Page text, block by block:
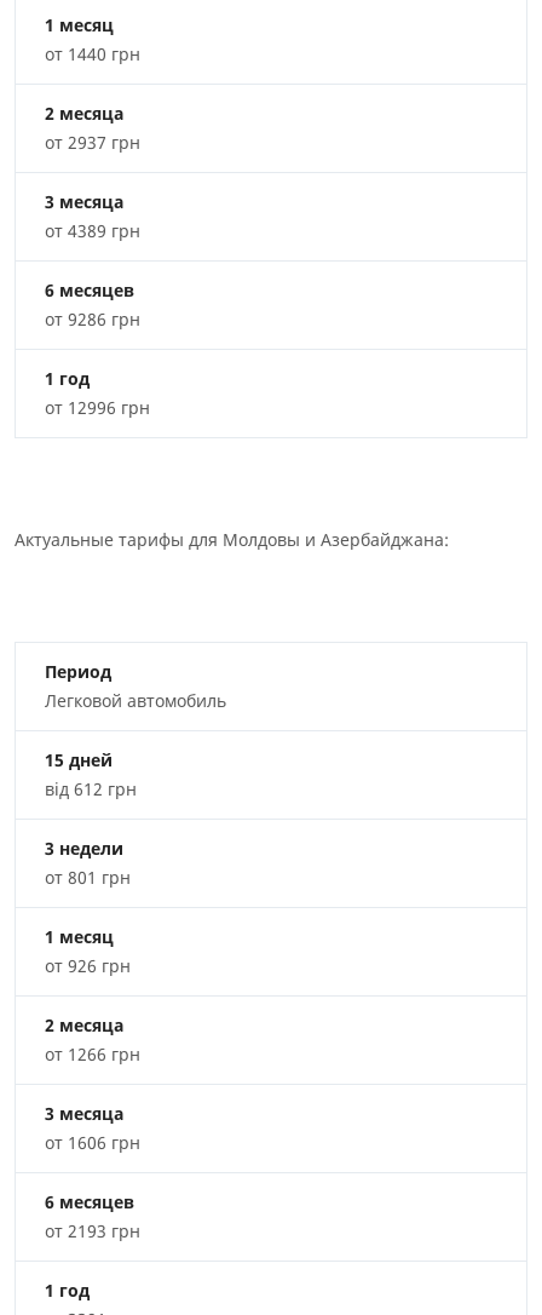
1 месяц
от 1440 грн
2 месяца
от 2937 грн
3 месяца
от 4389 грн
6 месяцев
от 9286 грн
1 год
от 12996 грн
Актуальные тарифы для Молдовы и Азербайджана:
Период
Легковой автомобиль
15 дней
від 612 грн
3 недели
от 801 грн
1 месяц
от 926 грн
2 месяца
от 1266 грн
3 месяца
от 1606 грн
6 месяцев
от 2193 грн
1 год